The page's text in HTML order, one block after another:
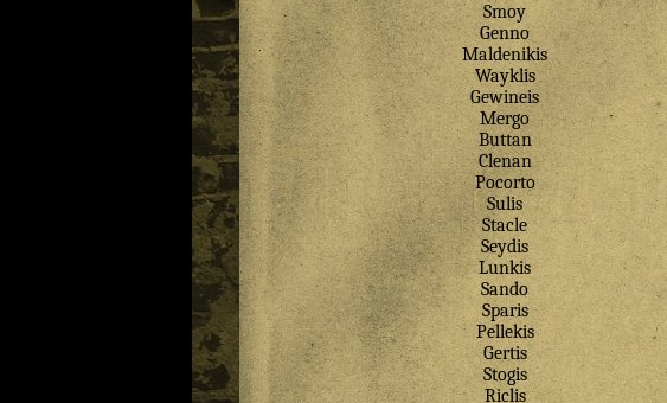
Smoy
Genno
Maldenikis
Wayklis
Gewineis
Mergo
Buttan
Clenan
Pocorto
Sulis
Stacle
Seydis
Lunkis
Sando
Sparis
Pellekis
Gertis
Stogis
Riclis